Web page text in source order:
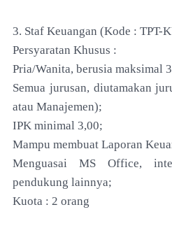
3. Staf Keuangan (Kode : TPT-
Persyaratan Khusus :
Pria/Wanita, berusia maksimal
Semua jurusan, diutamakan
atau Manajemen);
IPK minimal 3,00;
Mampu membuat Laporan
Menguasai MS Office,
pendukung lainnya;
Kuota : 2 orang